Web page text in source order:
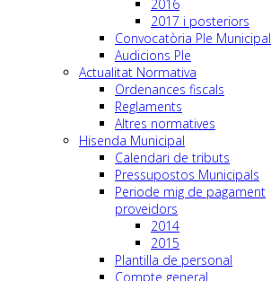
2016
2017 i posteriors
Convocatòria Ple Municipal
Audicions Ple
Actualitat Normativa
Ordenances fiscals
Reglaments
Altres normatives
Hisenda Municipal
Calendari de tributs
Pressupostos Municipals
Periode mig de pagament
proveidors
2014
2015
Plantilla de personal
Compte general